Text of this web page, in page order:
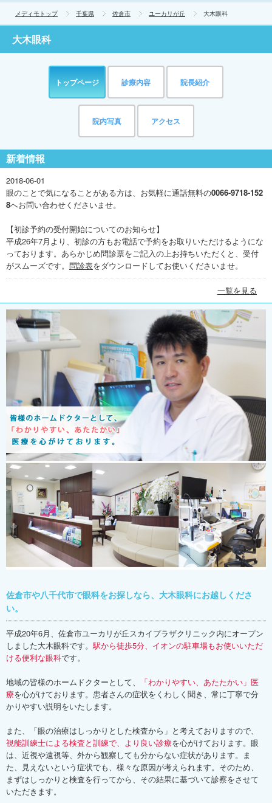
メディモトップ 千葉県 佐倉市 ユーカリが丘 大木眼科
大木眼科
トップページ 診療内容 院長紹介
院内写真 アクセス
新着情報
2018-06-01
眼のことで気になることがある方は、お気軽に通話無料の0066-9718-152
8へお問い合わせくださいませ。
【初診予約の受付開始についてのお知らせ】
平成26年7月より、初診の方もお電話で予約をお取りいただけるようにな
っております。あらかじめ問診票をご記入の上お持ちいただくと、受付
がスムーズです。 問診表をダウンロードしてお使いくださいませ。
一覧を見る
佐倉市や八千代市で眼科をお探しなら、大木眼科にお越しくださ
い。
平成20年6月、佐倉市ユーカリが丘スカイプラザクリニック内にオープン
しました大木眼科です。駅から徒歩5分、イオンの駐車場もお使いいただ
ける便利な眼科です。
地域の皆様のホームドクターとして、
「わかりやすい、あたたかい」医
療を心がけております。患者さんの症状をくわしく聞き、常に丁寧で分
かりやすい説明をいたします。
また、「眼の治療はしっかりとした検査から」と考えておりますので、
視能訓練士による検査と訓練で、より良い診療を心がけております。眼
は、近視や遠視等、外から観察しても分からない症状があります。ま
た、見えないという症状でも、様々な原因が考えられます。そのため、
まずはしっかりと検査を行ってから、その結果に基づいて診察をさせて
いただきます。